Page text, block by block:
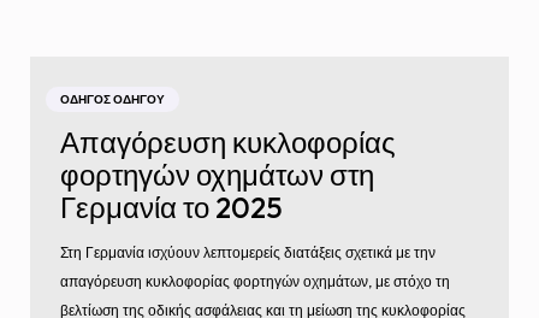
ΟΔΗΓΌΣ ΟΔΗΓΟΎ
Απαγόρευση κυκλοφορίας
φορτηγών οχημάτων στη
Γερμανία το 2025
Στη Γερμανία ισχύουν λεπτομερείς διατάξεις σχετικά με την
απαγόρευση κυκλοφορίας φορτηγών οχημάτων, με στόχο τη
βελτίωση της οδικής ασφάλειας και τη μείωση της κυκλοφορίας